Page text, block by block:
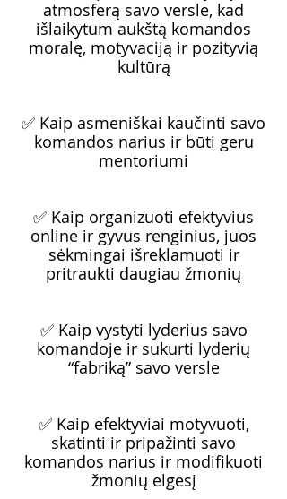
atmosferą savo versle, kad
išlaikytum aukštą komandos
moralę, motyvaciją ir pozityvią
kultūrą
✅ Kaip asmeniškai kaučinti savo
komandos narius ir būti geru
mentoriumi
✅ Kaip organizuoti efektyvius
online ir gyvus renginius, juos
sėkmingai išreklamuoti ir
pritraukti daugiau žmonių
✅ Kaip vystyti lyderius savo
komandoje ir sukurti lyderių
“fabriką” savo versle
✅ Kaip efektyviai motyvuoti,
skatinti ir pripažinti savo
komandos narius ir modifikuoti
žmonių elgesį